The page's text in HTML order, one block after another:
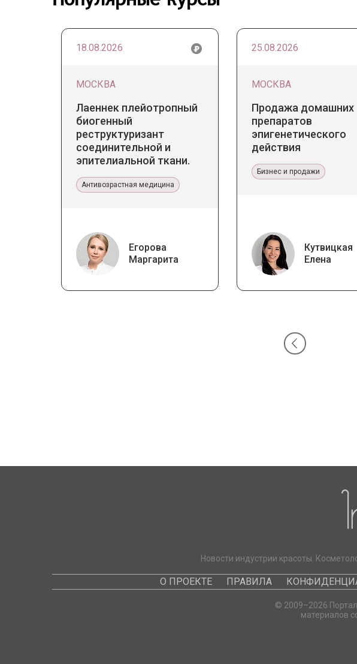
18.08.2026
МОСКВА
Лаеннек плейотропный
биогенный
реструктуризант
соединительной и
эпителиальной ткани.
эстетической медицине
Антивозрастная медицина
Егорова
Маргарита
25.08.2026
МОСКВА
Продажа домашних
препаратов
эпигенетического
действия
Бизнес и продажи
Кутвицкая
Елена
Новости индустрии красоты.
О ПРОЕКТЕ ПРАВИЛА
© 2009–2026
материалов